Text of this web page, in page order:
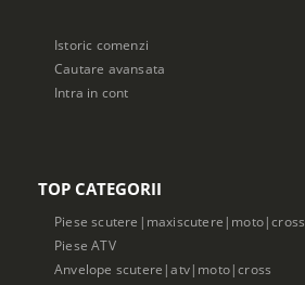
Istoric comenzi
Cautare avansata
Intra in cont
TOP CATEGORII
Piese scutere|maxiscutere|moto|cross
Piese ATV
Anvelope scutere|atv|moto|cross